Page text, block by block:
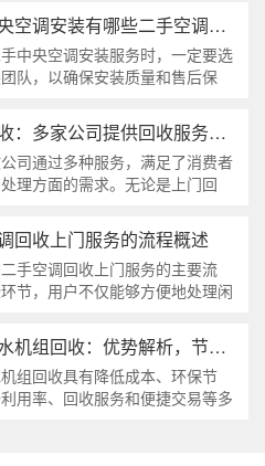
回收价格，更能确保设备在回收
处理...
沈阳二手中央空调安装有哪些二手空调安装服务
中央空调安装服务时，一定要选
队，以确保安装质量和售后保
共同完成空调系统的安装。... 吉林空调回收：多家公司提供回收服务一览
司通过多种服务，满足了消费者
理方面的需求。无论是上门回
效的服务，为客户解决后顾之
回收上门服务的流程概述
手空调回收上门服务的主要流
节，用户不仅能够方便地处理闲
的需求，不妨选择正规、回收公
过程的顺利和高效。...
沈阳二手冷水机组回收：优势解析，节能环保新选择
组回收具有降低成本、环保节
用率、回收服务和便捷交易等多